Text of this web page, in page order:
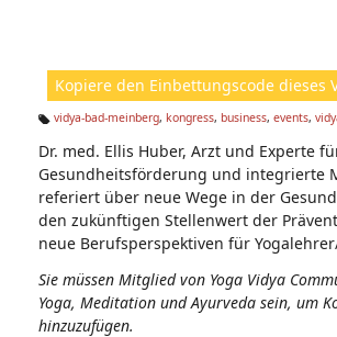
Kopiere den Einbettungscode dieses
g
s:
vidya-bad-meinberg, kongress, business, events,
Dr. med. Ellis Huber, Arzt und Experte
Gesundheitsförderung und integrierte
referiert über neue Wege in der
den zukünftigen Stellenwert der
neue Berufsperspektiven für
Sie müssen Mitglied von Yoga Vidya
Yoga, Meditation und Ayurveda sein, um
hinzuzufügen.